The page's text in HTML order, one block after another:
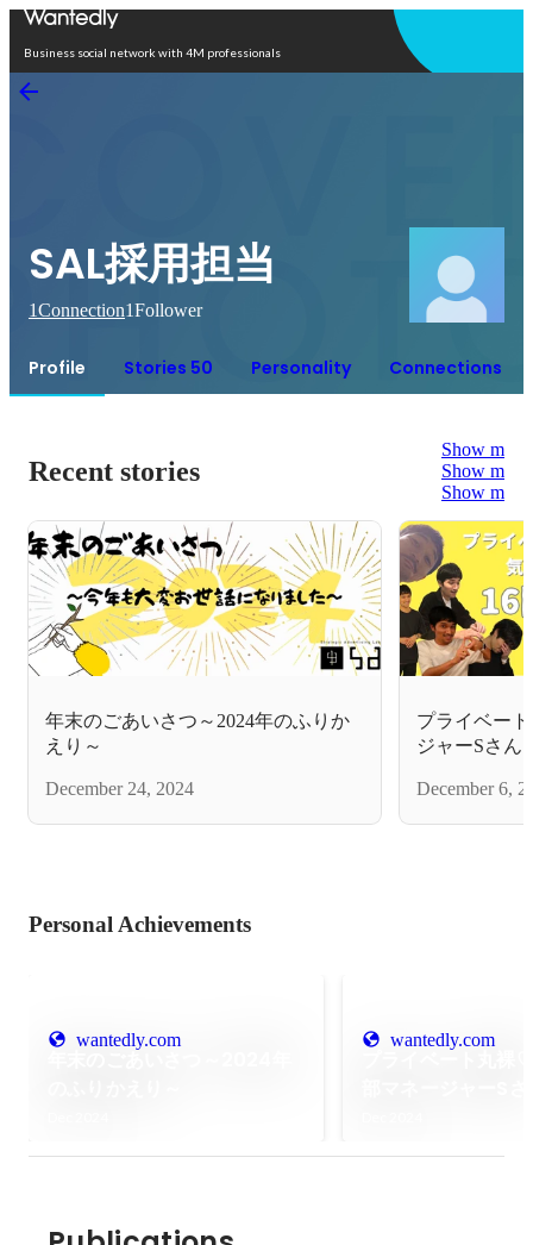
Business social network with 4M professionals
SAL採用担当
1Connection1Follower
Profile Stories 50 Personality Connections
Recent stories
Show more
Show more
Show more
年末のごあいさつ～2024年のふりか
えり～
December 24, 2024
プライベー
ジャーSさん
December 6,
Personal Achievements
wantedly.com wantedly.com